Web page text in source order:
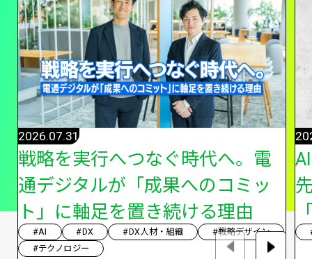
戦略を実行へつなぐ時代へ。電
通デジタルが「成果へのコミッ
ト」に軸足を置き続ける理由
2026.07.31
#AI #DX #DX人材・組織
#戦略デザイン
#テクノロジー